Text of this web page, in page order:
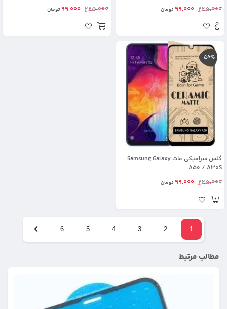
225,000
99,000تومان 225,000
99,000تومان
56%
گلس سرامیکی مات Samsung Galaxy
A50 / A30S
225,000
99,000تومان
1
2
3
4
5
6
مطالب مرتبط